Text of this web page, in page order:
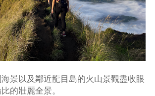
景以及鄰近龍目島的火山景觀盡收眼
的壯麗全景。